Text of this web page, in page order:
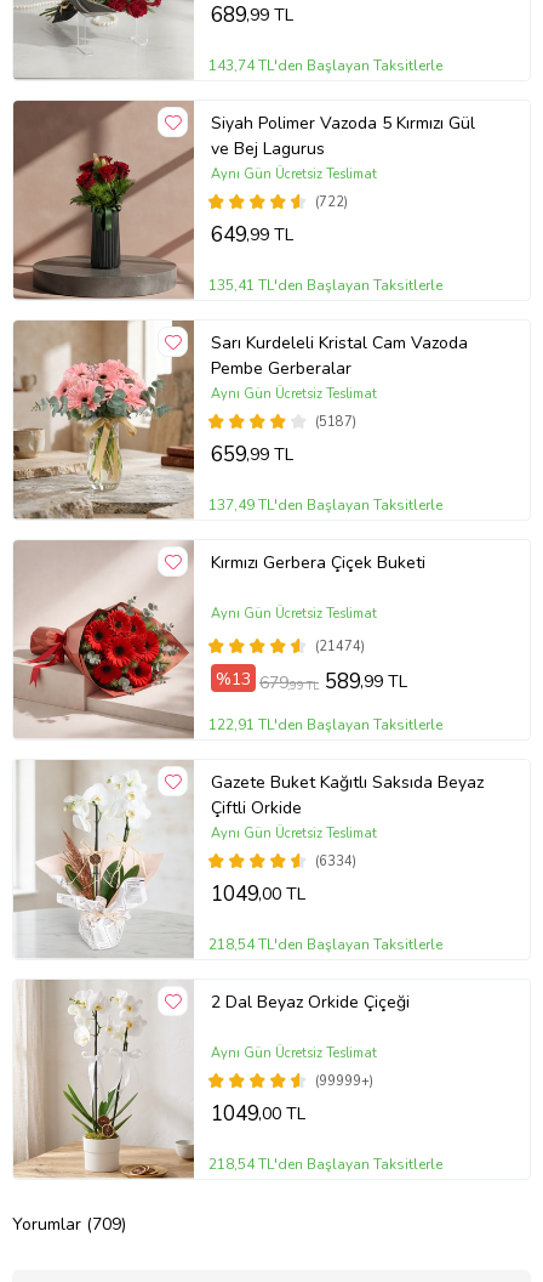
689,99 TL
143,74 TL'den Başlayan Taksitlerle
Siyah Polimer Vazoda 5 Kırmızı Gül
ve Bej Lagurus
(722)
Aynı Gün Ücretsiz Teslimat
649,99 TL
135,41 TL'den Başlayan Taksitlerle
Sarı Kurdeleli Kristal Cam Vazoda
Pembe Gerberalar
(5187)
Aynı Gün Ücretsiz Teslimat
659,99 TL
137,49 TL'den Başlayan Taksitlerle
Kırmızı Gerbera Çiçek Buketi
(21474)
Aynı Gün Ücretsiz Teslimat
%13 679,99 TL 589,99 TL
122,91 TL'den Başlayan Taksitlerle
Gazete Buket Kağıtlı Saksıda Beyaz
Çiftli Orkide
(6334)
Aynı Gün Ücretsiz Teslimat
1049,00 TL
218,54 TL'den Başlayan Taksitlerle
2 Dal Beyaz Orkide Çiçeği
(99999+)
Aynı Gün Ücretsiz Teslimat
1049,00 TL
218,54 TL'den Başlayan Taksitlerle
Yorumlar (709)